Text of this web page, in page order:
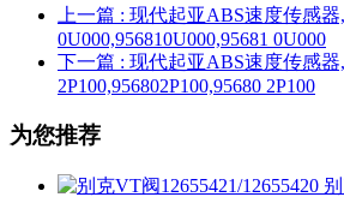
上一篇 : 现代起亚ABS速度传感器
0U000,956810U000,95681 0U000
下一篇 : 现代起亚ABS速度传感器
2P100,956802P100,95680 2P100
为您推荐